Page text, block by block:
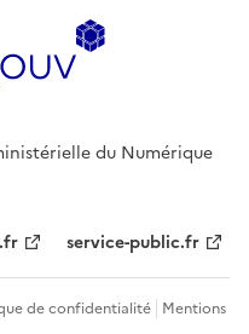
du Numérique
service-public.fr
de confidentialité Mentions